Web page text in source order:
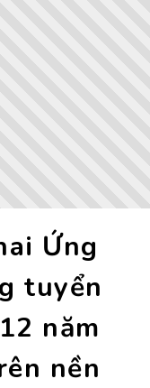
Ứng
tuyển
năm
nền